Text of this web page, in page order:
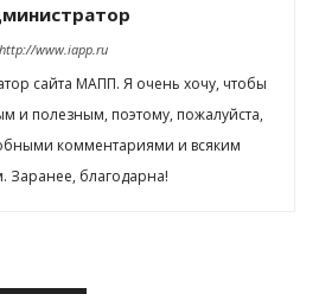
http://www.iapp.ru
сайта МАПП. Я очень хочу, чтобы
и полезным, поэтому, пожалуйста,
комментариями и всяким
Заранее, благодарна!